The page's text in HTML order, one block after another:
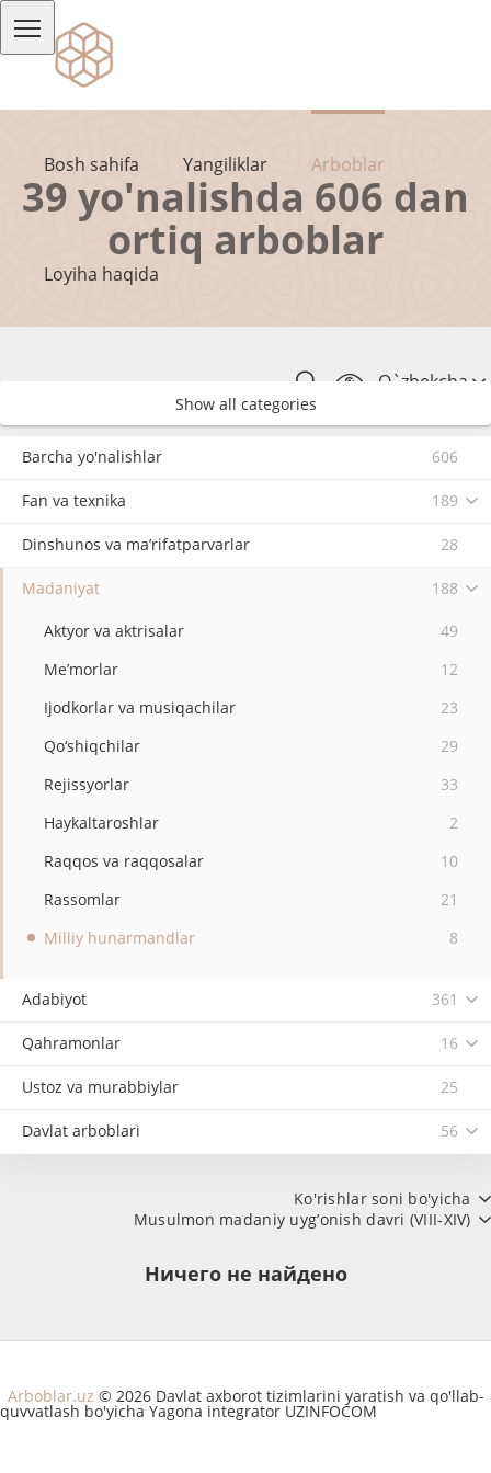
Bosh sahifa Yangiliklar Arboblar
Loyiha haqida
O`zbekcha
39 yo'nalishda 606 dan
ortiq arboblar
Show all categories
Barcha yo'nalishlar 606
Fan va texnika 189
Dinshunos va ma’rifatparvarlar 28
Madaniyat 188
Aktyor va aktrisalar
49
Me’morlar
12
Ijodkorlar va musiqachilar
23
Qo‘shiqchilar
29
Rejissyorlar
33
Haykaltaroshlar
2
Raqqos va raqqosalar
10
Rassomlar
21
Milliy hunarmandlar
8
Adabiyot 361
Qahramonlar 16
Ustoz va murabbiylar 25
Davlat arboblari 56
Ko'rishlar soni bo'yicha
Musulmon madaniy uyg’onish davri (VIII-XIV)
Ничего не найдено
Arboblar.uz © 2026 Davlat axborot tizimlarini yaratish va qo'llab-
quvvatlash bo'yicha Yagona integrator UZINFOCOM